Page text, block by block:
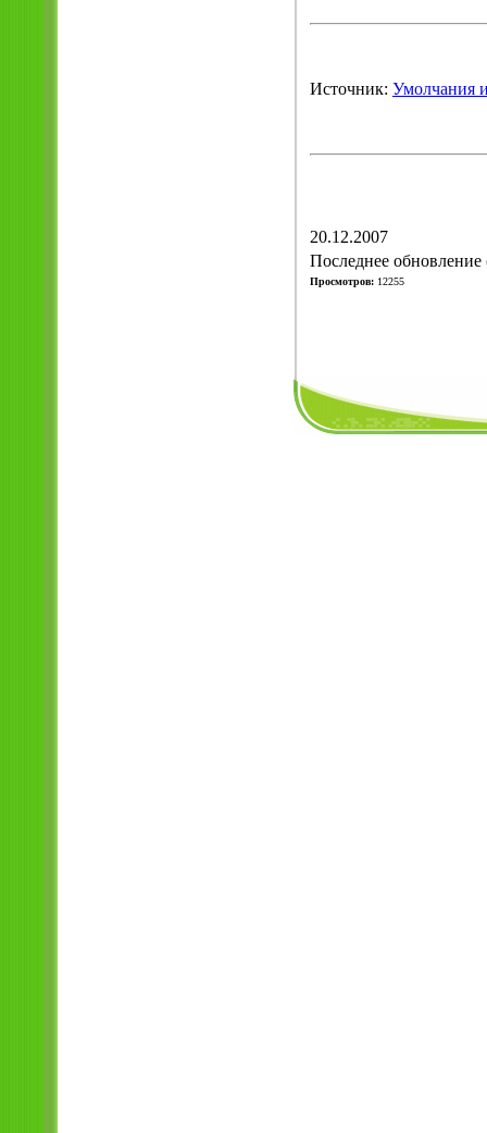
Источник: Умолчания
20.12.2007
Последнее обновление
Просмотров: 12255